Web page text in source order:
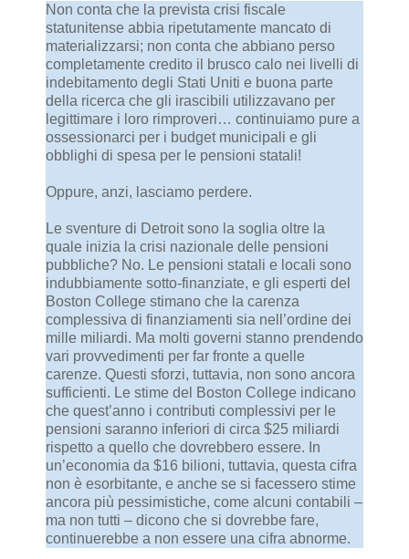
Non conta che la prevista crisi fiscale
statunitense abbia ripetutamente mancato di
materializzarsi; non conta che abbiano perso
completamente credito il brusco calo nei livelli di
indebitamento degli Stati Uniti e buona parte
della ricerca che gli irascibili utilizzavano per
legittimare i loro rimproveri… continuiamo pure a
ossessionarci per i budget municipali e gli
obblighi di spesa per le pensioni statali!
Oppure, anzi, lasciamo perdere.
Le sventure di Detroit sono la soglia oltre la
quale inizia la crisi nazionale delle pensioni
pubbliche? No. Le pensioni statali e locali sono
indubbiamente sotto-finanziate, e gli esperti del
Boston College stimano che la carenza
complessiva di finanziamenti sia nell’ordine dei
mille miliardi. Ma molti governi stanno prendendo
vari provvedimenti per far fronte a quelle
carenze. Questi sforzi, tuttavia, non sono ancora
sufficienti. Le stime del Boston College indicano
che quest’anno i contributi complessivi per le
pensioni saranno inferiori di circa $25 miliardi
rispetto a quello che dovrebbero essere. In
un’economia da $16 bilioni, tuttavia, questa cifra
non è esorbitante, e anche se si facessero stime
ancora più pessimistiche, come alcuni contabili –
ma non tutti – dicono che si dovrebbe fare,
continuerebbe a non essere una cifra abnorme.